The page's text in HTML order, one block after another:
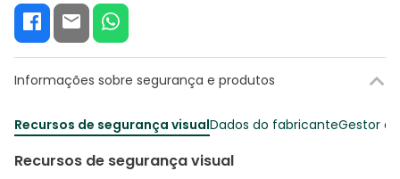
Informações sobre segurança e produtos
Recursos de segurança visualDados do fabricanteGestor
Recursos de segurança visual